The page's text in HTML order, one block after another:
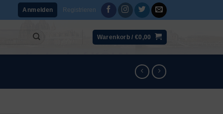
Anmelden Registrieren
Warenkorb /€0,00